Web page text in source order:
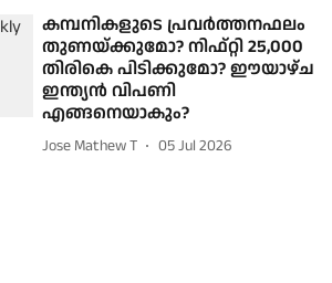
കമ്പനികളുടെ പ്രവർത്തനഫലം
തുണയ്ക്കുമോ? നിഫ്റ്റി 25,000
തിരികെ പിടിക്കുമോ? ഈയാഴ്ച
ഇന്ത്യൻ വിപണി
എങ്ങനെയാകും?
Jose Mathew T 05 Jul 2026